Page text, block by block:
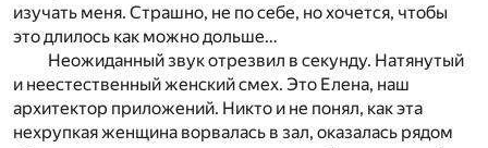
изучать меня. Страшно, не по себе, но хочется, чтобы
это длилось как можно дольше…
Неожиданный звук отрезвил в секунду. Натянутый
и неестественный женский смех. Это Елена, наш
архитектор приложений. Никто и не понял, как эта
нехрупкая женщина ворвалась в зал, оказалась рядом